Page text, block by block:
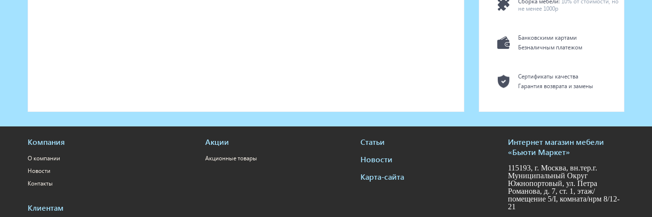
не менее 1000р
Банковскими картами
Безналичным платежом
Сертификаты качества
Гарантия возврата и замены
Компания
О компании
Новости
Контакты
Клиентам
Акции
Акционные товары
Статьи
Новости
Карта-сайта
Интернет магазин мебели
«Бьюти Маркет»
115193, г. Москва, вн.тер.г.
Муниципальный Округ
Южнопортовый, ул. Петра
Романова, д. 7, ст. 1, этаж/
помещение 5/I, комната/нрм 8/12-
21